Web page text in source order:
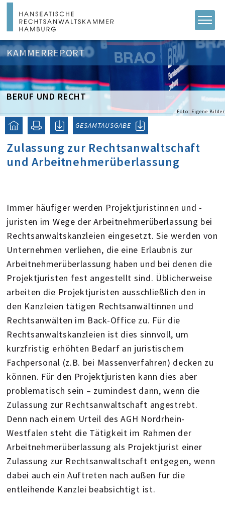
KAMMERREPORT
Foto: Eigene Bilder
BERUF UND RECHT
GESAMTAUSGABE
Zulassung zur Rechtsanwaltschaft
und Arbeitnehmerüberlassung
Immer häufiger werden Projektjuristinnen und -
juristen im Wege der Arbeitnehmerüberlassung bei
Rechtsanwaltskanzleien eingesetzt. Sie werden von
Unternehmen verliehen, die eine Erlaubnis zur
Arbeitnehmerüberlassung haben und bei denen die
Projektjuristen fest angestellt sind. Üblicherweise
arbeiten die Projektjuristen ausschließlich den in
den Kanzleien tätigen Rechtsanwältinnen und
Rechtsanwälten im Back-Office zu. Für die
Rechtsanwaltskanzleien ist dies sinnvoll, um
kurzfristig erhöhten Bedarf an juristischem
Fachpersonal (z.B. bei Massenverfahren) decken zu
können. Für den Projektjuristen kann dies aber
problematisch sein – zumindest dann, wenn die
Zulassung zur Rechtsanwaltschaft angestrebt.
Denn nach einem Urteil des AGH Nordrhein-
Westfalen steht die Tätigkeit im Rahmen der
Arbeitnehmerüberlassung als Projektjurist einer
Zulassung zur Rechtsanwaltschaft entgegen, wenn
dabei auch ein Auftreten nach außen für die
entleihende Kanzlei beabsichtigt ist.